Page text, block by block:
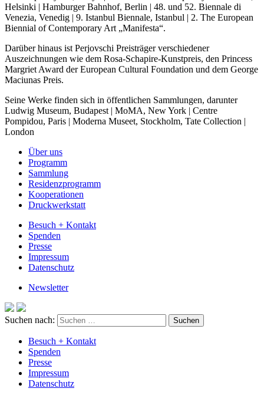
Helsinki | Hamburger Bahnhof, Berlin | 48. und 52. Biennale di
Venezia, Venedig | 9. Istanbul Biennale, Istanbul | 2. The European
Biennial of Contemporary Art „Manifesta“.
Darüber hinaus ist Perjovschi Preisträger verschiedener
Auszeichnungen wie dem Rosa-Schapire-Kunstpreis, den Princess
Margriet Award der European Cultural Foundation und dem George
Maciunas Preis.
Seine Werke finden sich in öffentlichen Sammlungen, darunter
Ludwig Museum, Budapest | MoMA, New York | Centre
Pompidou, Paris | Moderna Museet, Stockholm, Tate Collection |
London
Über uns
Programm
Sammlung
Residenzprogramm
Kooperationen
Druckwerkstatt
Besuch + Kontakt
Spenden
Presse
Impressum
Datenschutz
Newsletter
Suchen nach:
Besuch + Kontakt
Spenden
Presse
Impressum
Datenschutz